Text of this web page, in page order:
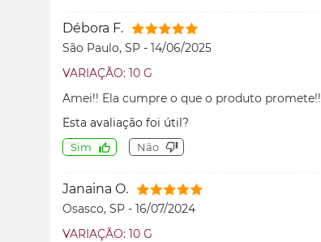
Débora F.
São Paulo, SP - 14/06/2025
VARIAÇÃO: 10 G
Amei!! Ela cumpre o que o produto promete!!
Esta avaliação foi útil?
Sim Não
Janaina O.
Osasco, SP - 16/07/2024
VARIAÇÃO: 10 G